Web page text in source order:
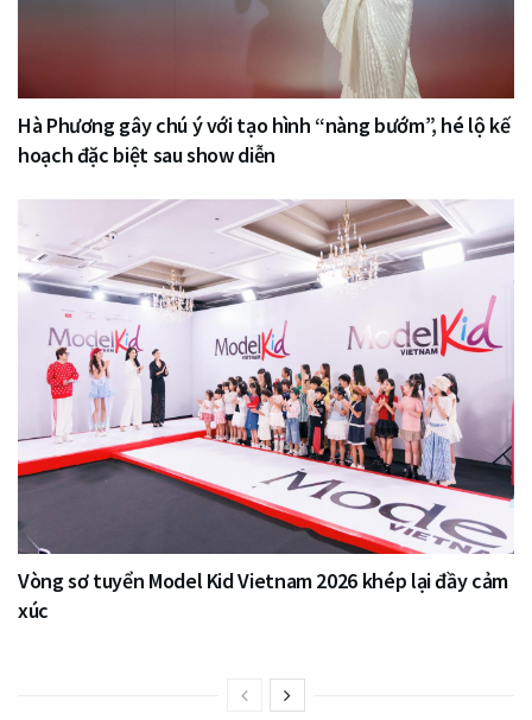
Hà Phương gây chú ý với tạo hình “nàng bướm”, hé lộ kế
hoạch đặc biệt sau show diễn
Vòng sơ tuyển Model Kid Vietnam 2026 khép lại đầy cảm
xúc